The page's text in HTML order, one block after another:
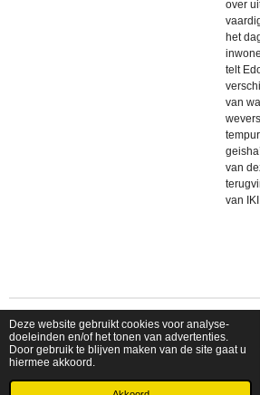
Deze website gebruikt cookies voor analyse-
doeleinden en/of het tonen van advertenties.
Door gebruik te blijven maken van de site gaat u
hiermee akkoord.
over
het
telt
van
van
van IKI.
© 2026 shopfriendsfoes